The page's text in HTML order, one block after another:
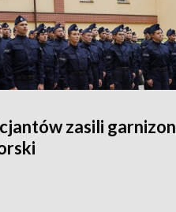
zasili garnizon